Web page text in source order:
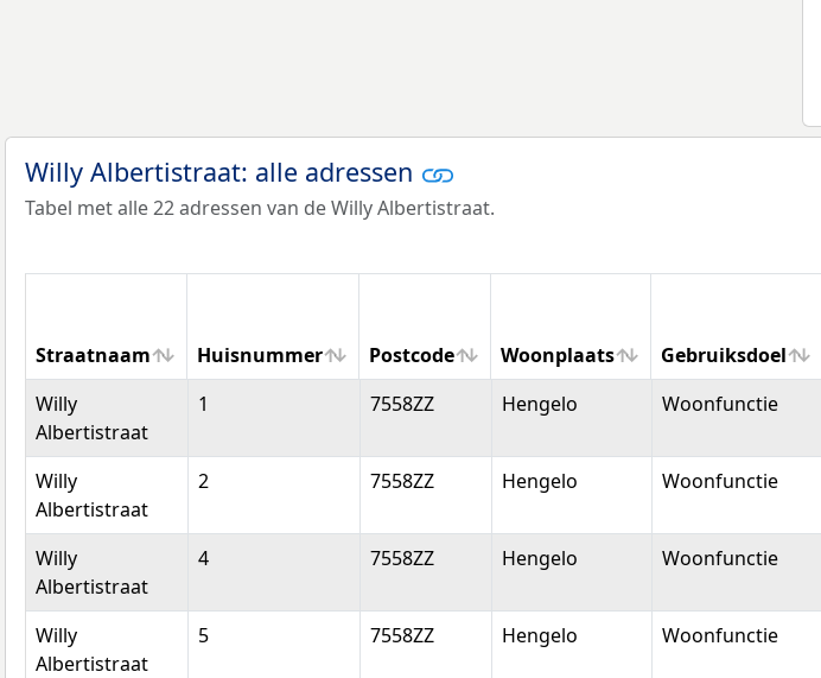
Willy Albertistraat: alle adressen
Tabel met alle 22 adressen van de Willy Albertistraat.
Straatnaam Huisnummer Postcode Woonplaats Gebruiksdoel
Straatnaam
Huisnummer Postcode Woonplaats Gebruiksdoel
Willy
Albertistraat
1 7558ZZ Hengelo Woonfunctie
Willy
Albertistraat
2 7558ZZ Hengelo Woonfunctie
Willy
Albertistraat
4 7558ZZ Hengelo Woonfunctie
Willy
Albertistraat
5 7558ZZ Hengelo Woonfunctie